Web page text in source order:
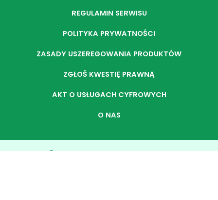
REGULAMIN SERWISU
POLITYKA PRYWATNOŚCI
ZASADY USZEREGOWANIA PRODUKTÓW
ZGŁOŚ KWESTIĘ PRAWNĄ
AKT O USŁUGACH CYFROWYCH
O NAS